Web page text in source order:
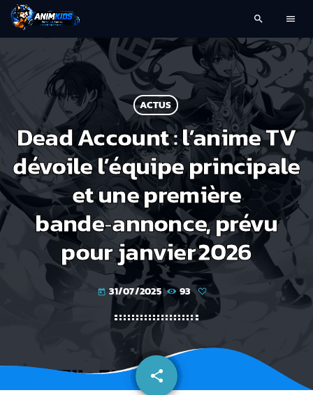
search menu
ACTUS
Dead Account : l’anime TV
dévoile l’équipe principale
et une première
bande‑annonce, prévu
pour janvier 2026
today 31/07/2025 93
share
email